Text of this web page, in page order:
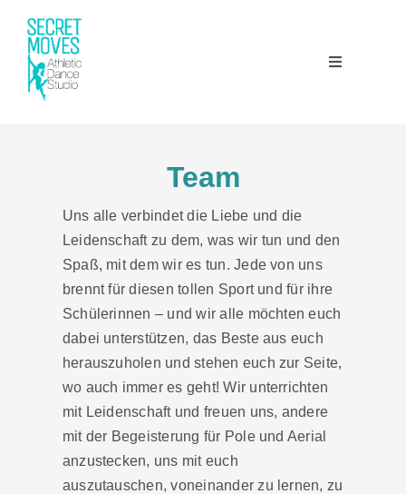
Inhalt
springen
Toggle
Studio
Team
Uns alle verbindet die Liebe und die
Leidenschaft zu dem, was wir tun und den
Spaß, mit dem wir es tun. Jede von uns
brennt für diesen tollen Sport und für ihre
Schülerinnen – und wir alle möchten euch
dabei unterstützen, das Beste aus euch
herauszuholen und stehen euch zur Seite,
wo auch immer es geht! Wir unterrichten
mit Leidenschaft und freuen uns, andere
mit der Begeisterung für Pole und Aerial
anzustecken, uns mit euch
auszutauschen, voneinander zu lernen, zu